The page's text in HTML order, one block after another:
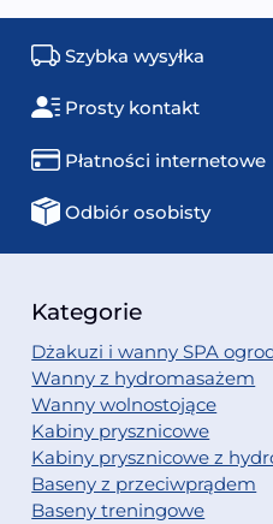
Szybka wysyłka
Prosty kontakt
Płatności internetowe
Odbiór osobisty
Kategorie
Dżakuzi i wanny SPA
Wanny z hydromasażem
Wanny wolnostojące
Kabiny prysznicowe
Kabiny prysznicowe z
Baseny z przeciwprądem
Baseny treningowe